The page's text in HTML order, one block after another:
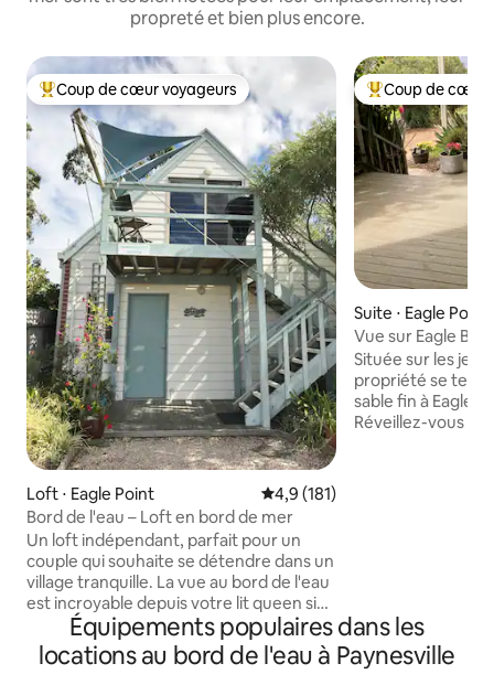
propreté et bien plus encore.
Coups de cœur voyageurs les plus appréciés
Coup de cœur voyageurs
Loft ⋅ Eagle Point Évaluation moyenne sur la
4,9 (181)
Bord de l'eau – Loft en bord de mer
Un loft indépendant, parfait pour un
couple qui souhaite se détendre dans un
village tranquille. La vue au bord de l'eau
est incroyable depuis votre lit queen size
très confortable. Le Beachside Loft est
entièrement alimenté à l'énergie
solaire ! REMARQUE : la salle de bain est
Coups de cœur
Coup de cœur
Suite ⋅ Eagle Point
Vue sur Eagle
Située sur les
propriété se
sable fin à Eagle
Réveillez-vous
plus de soleil que Mildura !
et que le temps
Melbourne,
Équipements populaires dans les
locations au bord de l'eau à Paynesville